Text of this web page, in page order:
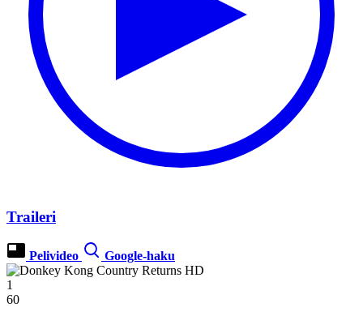
Traileri
Pelivideo Google-haku
1
60